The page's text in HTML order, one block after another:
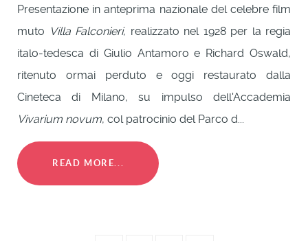
Presentazione in anteprima nazionale del celebre film
muto Villa Falconieri, realizzato nel 1928 per la regia
italo-tedesca di Giulio Antamoro e Richard Oswald,
ritenuto ormai perduto e oggi restaurato dalla
Cineteca di Milano, su impulso dell'Accademia
Vivarium novum, col patrocinio del Parco d...
READ MORE...